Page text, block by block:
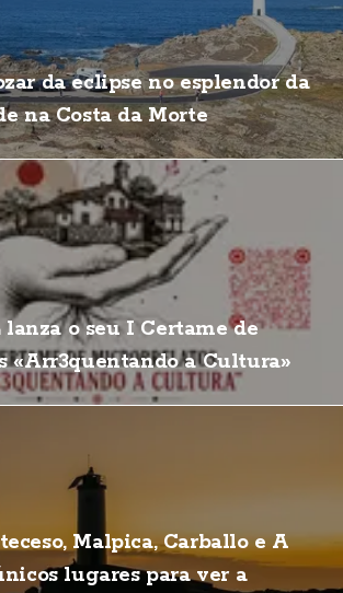
da eclipse no esplendor da
na Costa da Morte
o seu I Certame de
«Arr3quentando a Cultura»
Malpica, Carballo e A
lugares para ver a